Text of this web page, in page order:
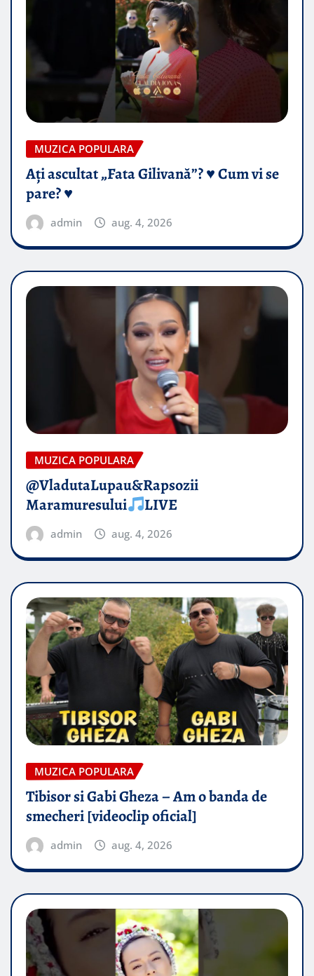
MUZICA POPULARA
Ați ascultat „Fata Gilivană”? ♥️ Cum vi se
pare? ♥️
admin aug. 4, 2026
MUZICA POPULARA
@VladutaLupau&Rapsozii
Maramuresului
LIVE
admin aug. 4, 2026
MUZICA POPULARA
Tibisor si Gabi Gheza – Am o banda de
smecheri [videoclip oficial]
admin aug. 4, 2026